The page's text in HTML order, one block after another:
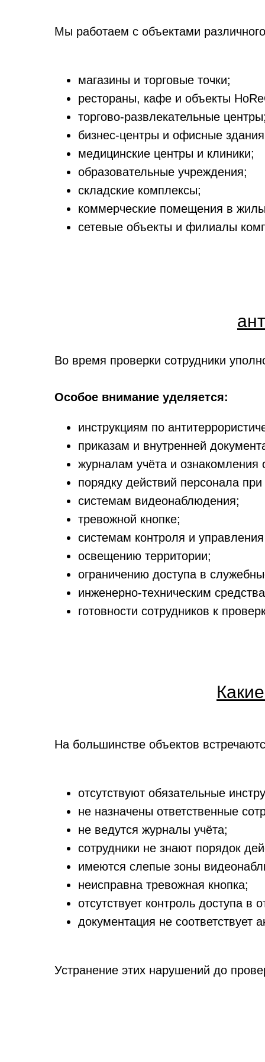
Мы работаем с объектами
магазины и торговые точки;
рестораны, кафе и объекты
торгово-развлекательные
бизнес-центры и офисные
медицинские центры и клиники;
образовательные учреждения;
складские комплексы;
коммерческие помещения в
сетевые объекты и филиалы
Во время проверки сотрудники
Особое внимание уделяется:
инструкциям по
приказам и внутренней
журналам учёта и ознакомления
порядку действий персонала при
системам видеонаблюдения;
тревожной кнопке;
системам контроля и
освещению территории;
ограничению доступа в
инженерно-техническим
готовности сотрудников к
На большинстве объектов
отсутствуют обязательные
не назначены ответственные
не ведутся журналы учёта;
сотрудники не знают порядок
имеются слепые зоны
неисправна тревожная кнопка;
отсутствует контроль доступа
документация не соответствует
Устранение этих нарушений до